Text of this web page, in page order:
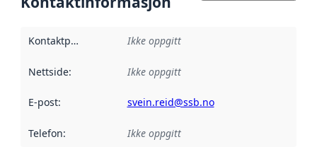
Kontaktpunkt Ikke oppgitt
Nettside: Ikke oppgitt
E-post: svein.reid@ssb.no
Telefon: Ikke oppgitt